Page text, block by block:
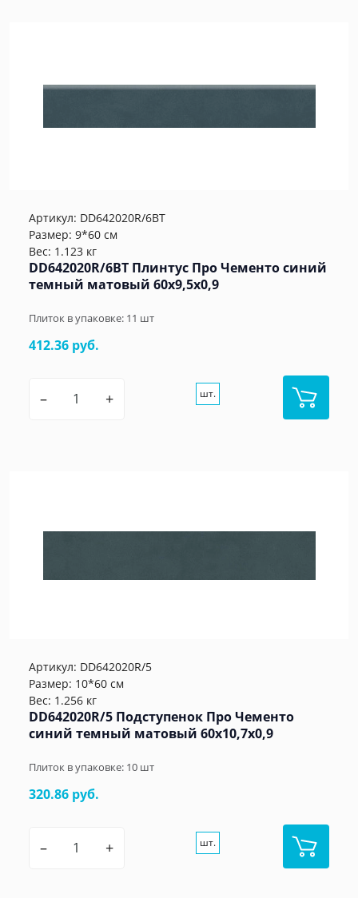
Артикул: DD642020R/6BT
Размер: 9*60 см
Вес: 1.123 кг
DD642020R/6BT Плинтус Про Чементо синий
темный матовый 60x9,5x0,9
Плиток в упаковке: 11 шт
412.36 руб.
– + шт.
Артикул: DD642020R/5
Размер: 10*60 см
Вес: 1.256 кг
DD642020R/5 Подступенок Про Чементо
синий темный матовый 60x10,7x0,9
Плиток в упаковке: 10 шт
320.86 руб.
– + шт.